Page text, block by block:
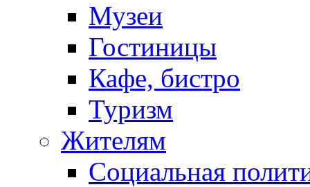
Музеи
Гостиницы
Кафе, бистро
Туризм
Жителям
Социальная